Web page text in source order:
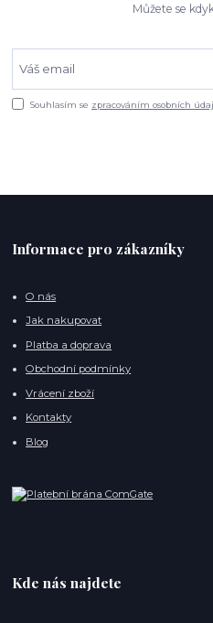
Můžete se
Souhlasím se zpracováním osobních
Informace pro zákazníky
O nás
Jak nakupovat
Platba a doprava
Obchodní podmínky
Vrácení zboží
Kontakty
Blog
Kde nás najdete